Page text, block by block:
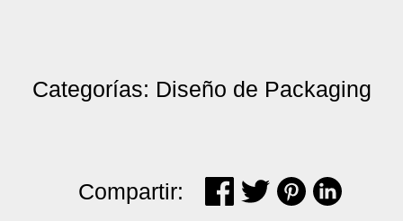
Categorías: Diseño de Packaging
Compartir: